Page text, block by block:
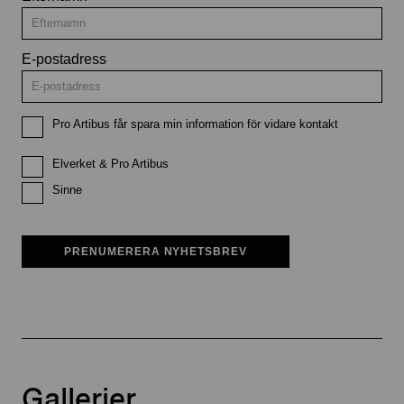
E-postadress
Pro Artibus får spara min information för vidare kontakt
Elverket & Pro Artibus
Sinne
PRENUMERERA NYHETSBREV